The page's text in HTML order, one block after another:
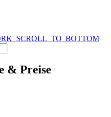
& Preise